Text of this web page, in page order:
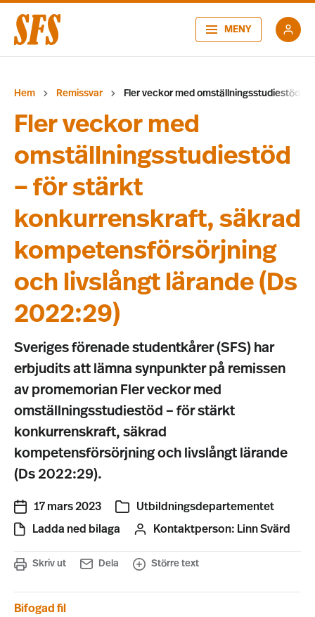
MENY
Hem Remissvar Fler veckor med omställningsstudiestöd
Fler veckor med
omställningsstudiestöd
– för stärkt
konkurrenskraft, säkrad
kompetensförsörjning
och livslångt lärande (Ds
2022:29)
Sveriges förenade studentkårer (SFS) har
erbjudits att lämna synpunkter på remissen
av promemorian Fler veckor med
omställningsstudiestöd – för stärkt
konkurrenskraft, säkrad
kompetensförsörjning och livslångt lärande
(Ds 2022:29).
17 mars 2023
Utbildningsdepartementet
Ladda ned bilaga
Kontaktperson: Linn Svärd
Skriv ut Dela Större text
Bifogad fil